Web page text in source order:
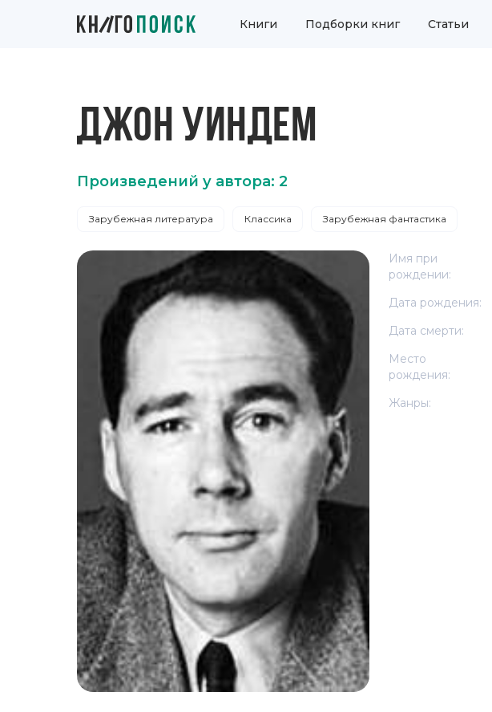
Книги Подборки книг Статьи
ДЖОН УИНДЕМ
Произведений у автора: 2
Зарубежная литература Классика Зарубежная фантастика
Имя при
рождении:
Дата рождения:
Дата смерти:
Место
рождения:
Жанры: